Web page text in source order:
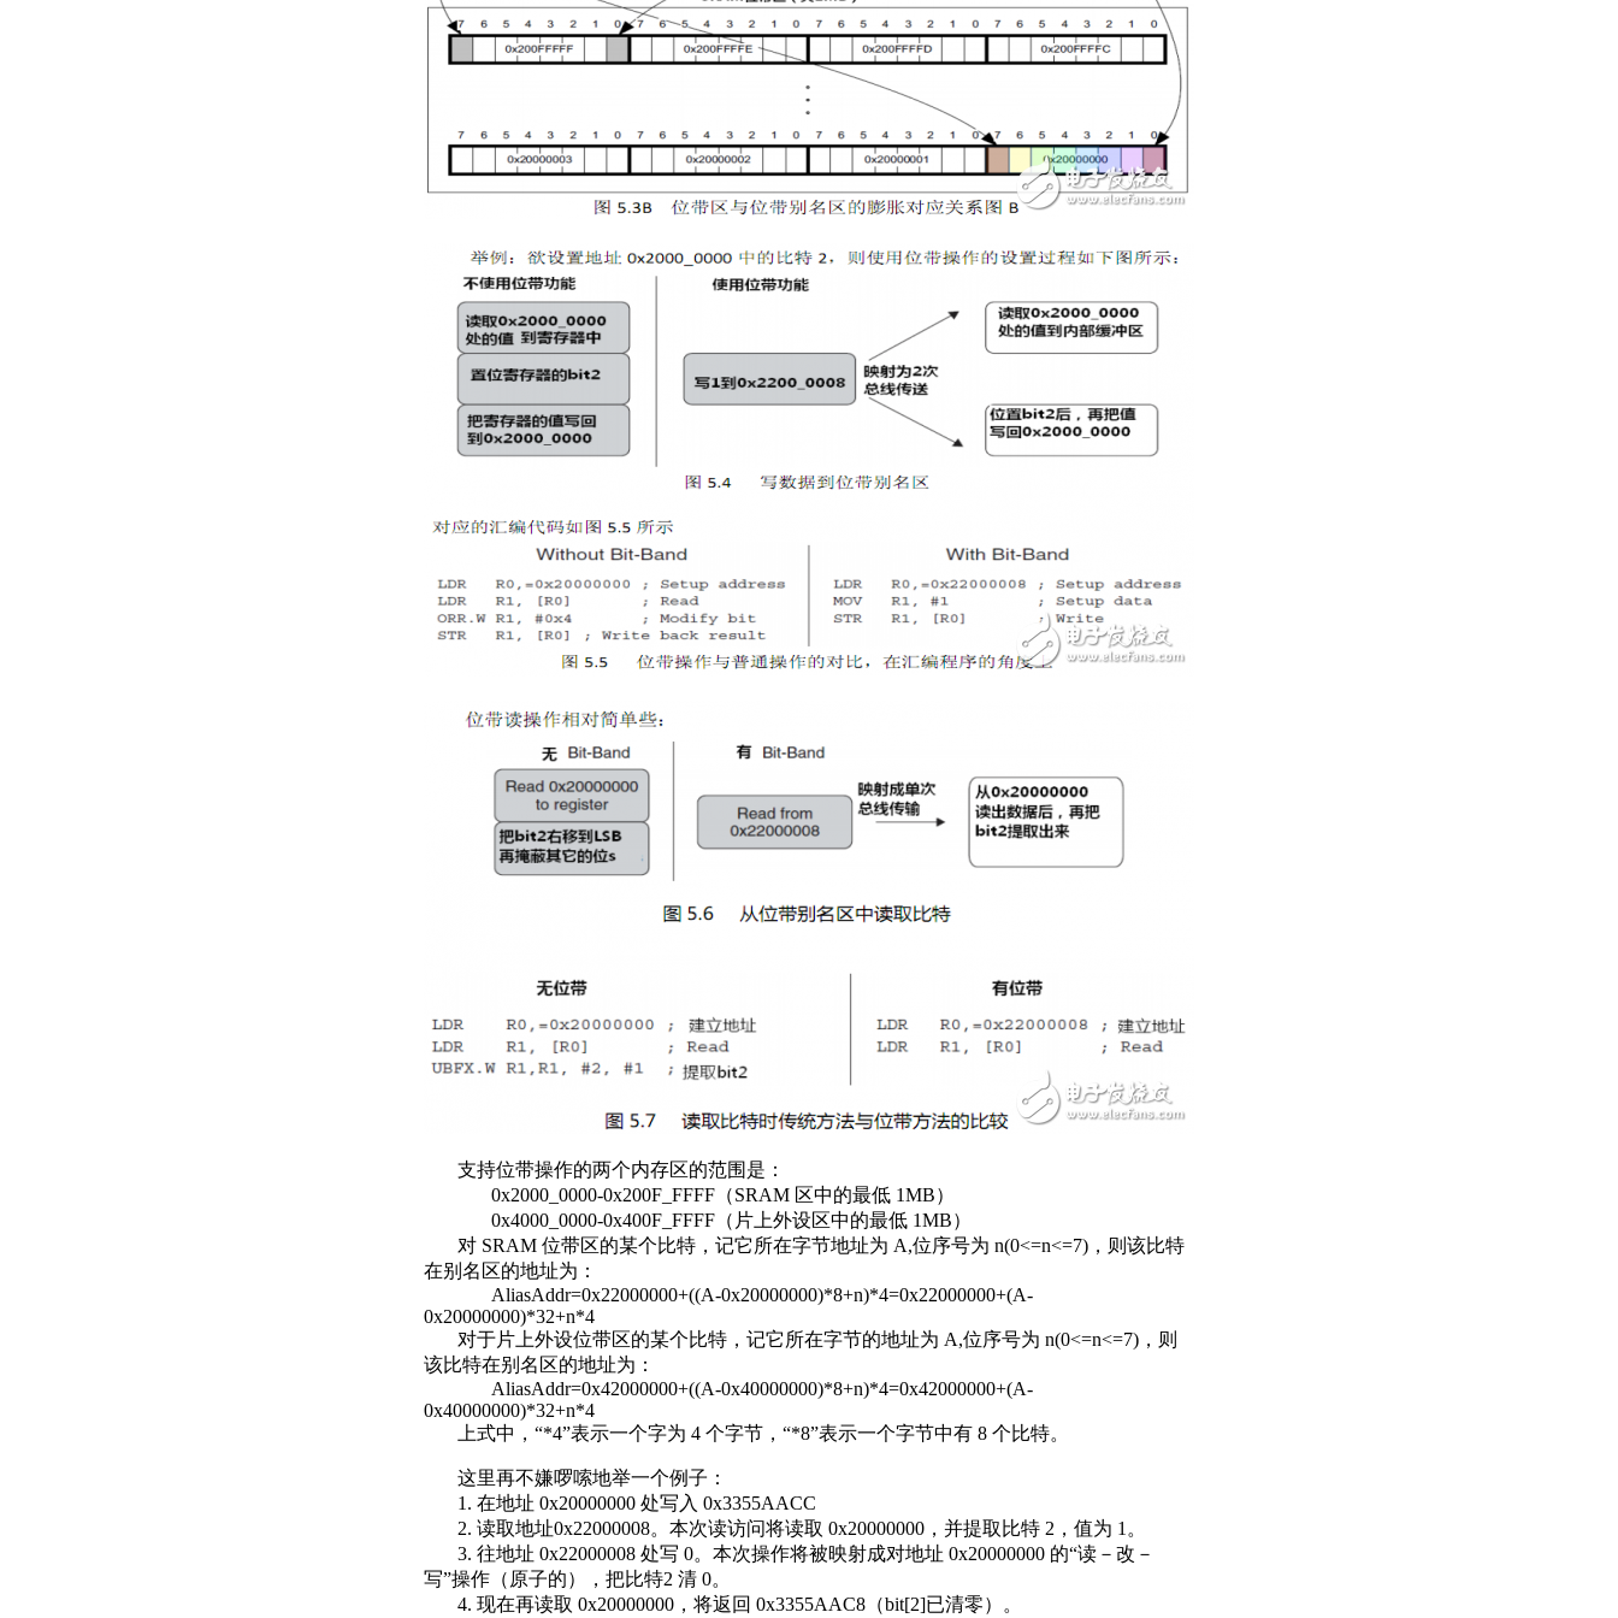
支持位带操作的两个内存区的范围是：
0x2000_0000‐0x200F_FFFF（SRAM 区中的最低 1MB）
0x4000_0000‐0x400F_FFFF（片上外设区中的最低 1MB）
对 SRAM 位带区的某个比特，记它所在字节地址为 A,位序号为 n(0<=n<=7)，则该比特
在别名区的地址为：
AliasAddr=0x22000000+((A-0x20000000)*8+n)*4=0x22000000+(A-
0x20000000)*32+n*4
对于片上外设位带区的某个比特，记它所在字节的地址为 A,位序号为 n(0<=n<=7)，则
该比特在别名区的地址为：
AliasAddr=0x42000000+((A-0x40000000)*8+n)*4=0x42000000+(A-
0x40000000)*32+n*4
上式中，“*4”表示一个字为 4 个字节，“*8”表示一个字节中有 8 个比特。
这里再不嫌啰嗦地举一个例子：
1. 在地址 0x20000000 处写入 0x3355AACC
2. 读取地址0x22000008。本次读访问将读取 0x20000000，并提取比特 2，值为 1。
3. 往地址 0x22000008 处写 0。本次操作将被映射成对地址 0x20000000 的“读－改－
写”操作（原子的），把比特2 清 0。
4. 现在再读取 0x20000000，将返回 0x3355AAC8（bit[2]已清零）。